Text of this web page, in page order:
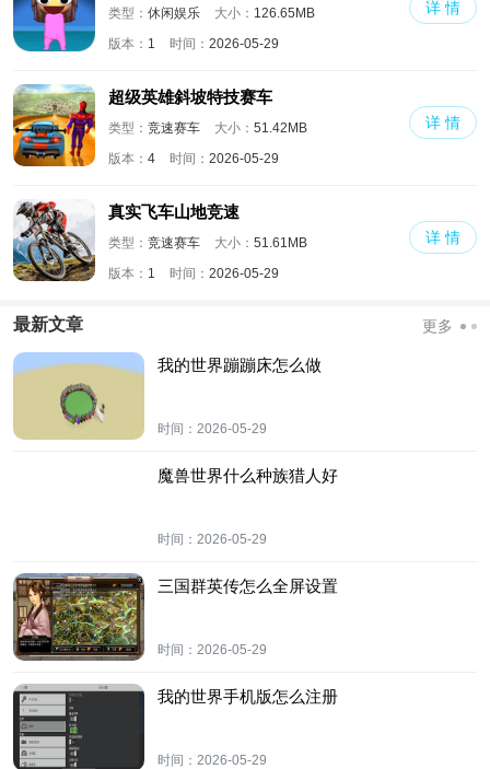
类型： 休闲娱乐 大小： 126.65MB
版本： 1 时间： 2026-05-29
详 情
超级英雄斜坡特技赛车
类型： 竞速赛车 大小： 51.42MB
版本： 4 时间： 2026-05-29
详 情
真实飞车山地竞速
类型： 竞速赛车 大小： 51.61MB
版本： 1 时间： 2026-05-29
详 情
最新文章 更多
我的世界蹦蹦床怎么做
时间： 2026-05-29
魔兽世界什么种族猎人好
时间： 2026-05-29
三国群英传怎么全屏设置
时间： 2026-05-29
我的世界手机版怎么注册
时间： 2026-05-29